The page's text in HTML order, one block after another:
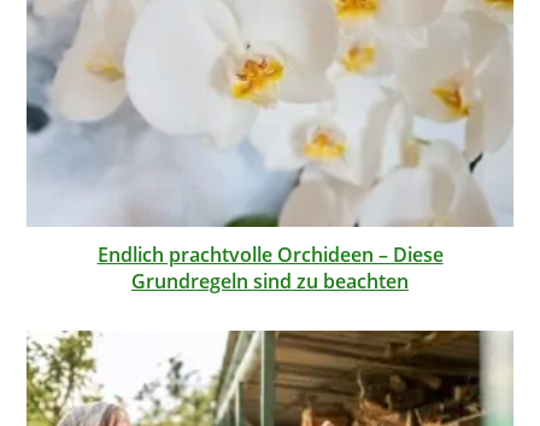
Endlich prachtvolle Orchideen – Diese
Grundregeln sind zu beachten